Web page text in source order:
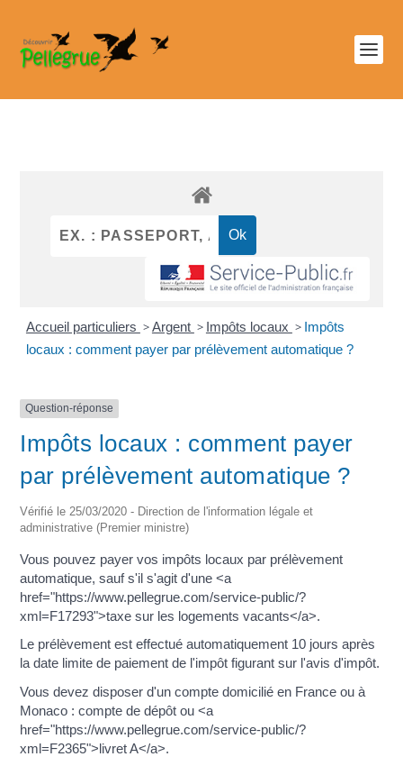
Accueil particuliers >Argent > Impôts locaux > Impôts
locaux : comment payer par prélèvement automatique ?
Question-réponse
Impôts locaux : comment payer
par prélèvement automatique ?
Vérifié le 25/03/2020 - Direction de l'information légale et
administrative (Premier ministre)
Vous pouvez payer vos impôts locaux par prélèvement
automatique, sauf s'il s'agit d'une <a
href="https://www.pellegrue.com/service-public/?
xml=F17293">taxe sur les logements vacants</a>.
Le prélèvement est effectué automatiquement 10 jours après
la date limite de paiement de l'impôt figurant sur l'avis d'impôt.
Vous devez disposer d'un compte domicilié en France ou à
Monaco : compte de dépôt ou <a
href="https://www.pellegrue.com/service-public/?
xml=F2365">livret A</a>.